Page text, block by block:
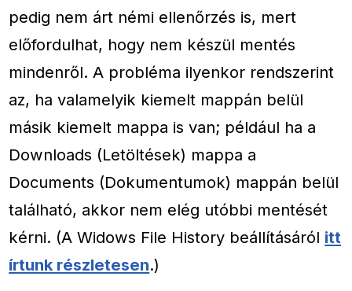
pedig nem árt némi ellenőrzés is, mert
előfordulhat, hogy nem készül mentés
mindenről. A probléma ilyenkor rendszerint
az, ha valamelyik kiemelt mappán belül
másik kiemelt mappa is van; például ha a
Downloads (Letöltések) mappa a
Documents (Dokumentumok) mappán belül
található, akkor nem elég utóbbi mentését
kérni. (A Widows File History beállításáról itt
írtunk részletesen.)